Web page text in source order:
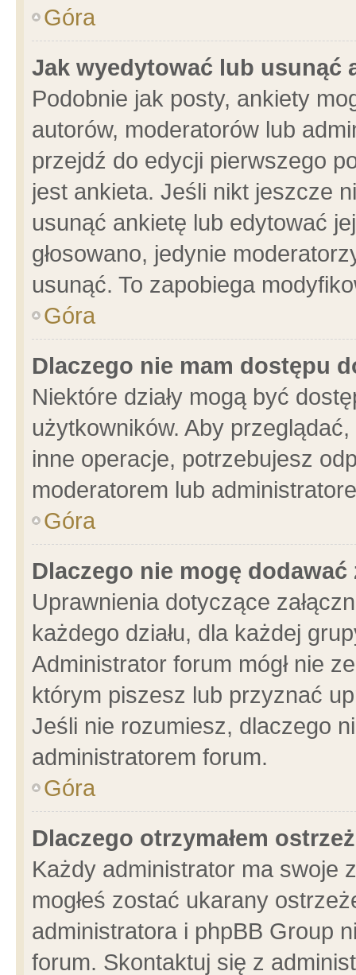
Góra
Jak wyedytować lub usunąć
Podobnie jak posty, ankiety
autorów, moderatorów lub
przejdź do edycji pierwszego
jest ankieta. Jeśli nikt jeszcze
usunąć ankietę lub edytować
głosowano, jedynie
usunąć. To zapobiega
Góra
Dlaczego nie mam dostępu
Niektóre działy mogą być
użytkowników. Aby
inne operacje, potrzebujesz
moderatorem lub
Góra
Dlaczego nie mogę dodawać
Uprawnienia dotyczące
każdego działu, dla każdej
Administrator forum mógł nie
którym piszesz lub przyznać
Jeśli nie rozumiesz, dlaczego
administratorem forum.
Góra
Dlaczego otrzymałem
Każdy administrator ma swoje
mogłeś zostać ukarany
administratora i phpBB Group
forum. Skontaktuj się z